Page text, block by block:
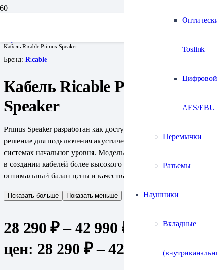
Toslink
Цифровой
AES/EBU
Перемычки
Разъемы
Наушники
Вкладные
Кабель Ricable Primus Speaker
Бренд: Ricable
Кабель Ricable Primus
Speaker
Primus Speaker разработан как доступное и качественное
решение для подключения акустических систем в Hi-Fi
системах начальног уровня. Модель опирается на опыт Ricable
в создании кабелей более высокого класса и предлагает
оптимальный балан цены и качества звучания.
Показать больше Показать меньше
28 290 ₽ – 42 990 ₽
Диапазон
цен: 28 290 ₽ – 42 990 ₽